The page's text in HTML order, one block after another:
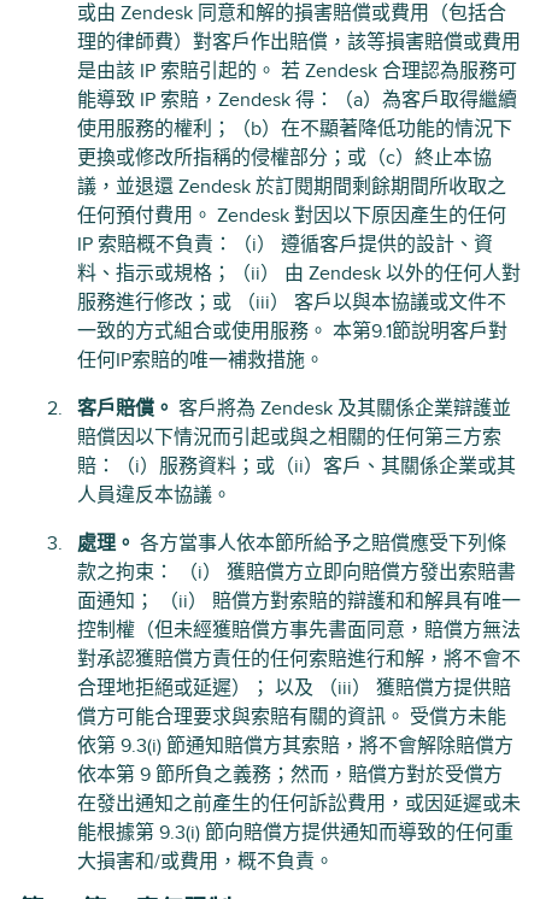
或由 Zendesk 同意和解的損害賠償或費用（包括合
理的律師費）對客戶作出賠償，該等損害賠償或費用
是由該 IP 索賠引起的。 若 Zendesk 合理認為服務可
能導致 IP 索賠，Zendesk 得：（a）為客戶取得繼續
使用服務的權利；（b）在不顯著降低功能的情況下
更換或修改所指稱的侵權部分；或（c）終止本協
議，並退還 Zendesk 於訂閱期間剩餘期間所收取之
任何預付費用。 Zendesk 對因以下原因產生的任何
IP 索賠概不負責：（i） 遵循客戶提供的設計、資
料、指示或規格；（ii） 由 Zendesk 以外的任何人對
服務進行修改；或 （iii） 客戶以與本協議或文件不
一致的方式組合或使用服務。 本第9.1節說明客戶對
任何IP索賠的唯一補救措施。
客戶賠償。 客戶將為 Zendesk 及其關係企業辯護並
賠償因以下情況而引起或與之相關的任何第三方索
賠：（i）服務資料；或（ii）客戶、其關係企業或其
人員違反本協議。
處理。 各方當事人依本節所給予之賠償應受下列條
款之拘束： （i） 獲賠償方立即向賠償方發出索賠書
面通知； （ii） 賠償方對索賠的辯護和和解具有唯一
控制權（但未經獲賠償方事先書面同意，賠償方無法
對承認獲賠償方責任的任何索賠進行和解，將不會不
合理地拒絕或延遲）； 以及 （iii） 獲賠償方提供賠
償方可能合理要求與索賠有關的資訊。 受償方未能
依第 9.3(i) 節通知賠償方其索賠，將不會解除賠償方
依本第 9 節所負之義務；然而，賠償方對於受償方
在發出通知之前產生的任何訴訟費用，或因延遲或未
能根據第 9.3(i) 節向賠償方提供通知而導致的任何重
大損害和/或費用，概不負責。